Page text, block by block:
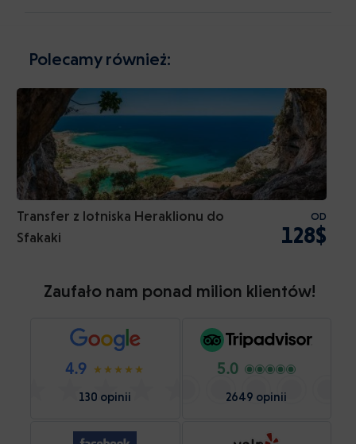
Polecamy również:
Transfer z lotniska Heraklionu do
Sfakaki
OD
128$
Zaufało nam ponad milion klientów!
4.9
130 opinii
5.0
2649 opinii